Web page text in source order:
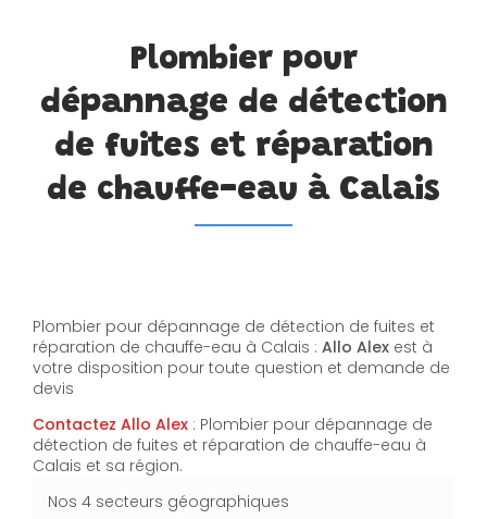
Plombier pour
dépannage de détection
de fuites et réparation
de chauffe-eau à Calais
Plombier pour dépannage de détection de fuites et
réparation de chauffe-eau à Calais : Allo Alex est à
votre disposition pour toute question et demande de
devis
Contactez Allo Alex : Plombier pour dépannage de
détection de fuites et réparation de chauffe-eau à
Calais et sa région.
Nos 4 secteurs géographiques